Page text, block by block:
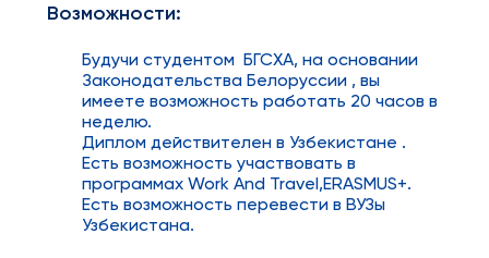
Возможности:
Будучи студентом БГСХА, на основании
Законодательства Белоруссии , вы
имеете возможность работать 20 часов в
неделю.
Диплом действителен в Узбекистане .
Есть возможность участвовать в
программах Work And Travel,ERASMUS+.
Есть возможность перевести в ВУЗы
Узбекистана.